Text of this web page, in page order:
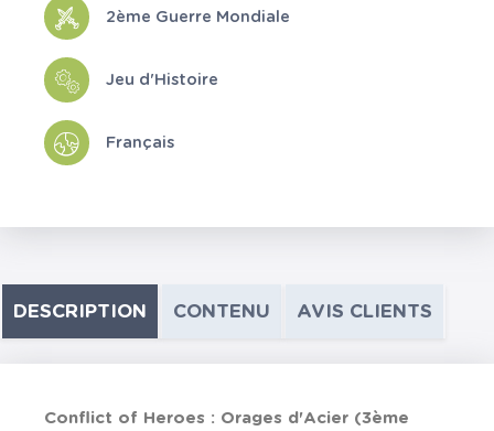
2ème Guerre Mondiale
Jeu d'Histoire
Français
DESCRIPTION CONTENU AVIS CLIENTS
Conflict of Heroes : Orages d'Acier (3ème